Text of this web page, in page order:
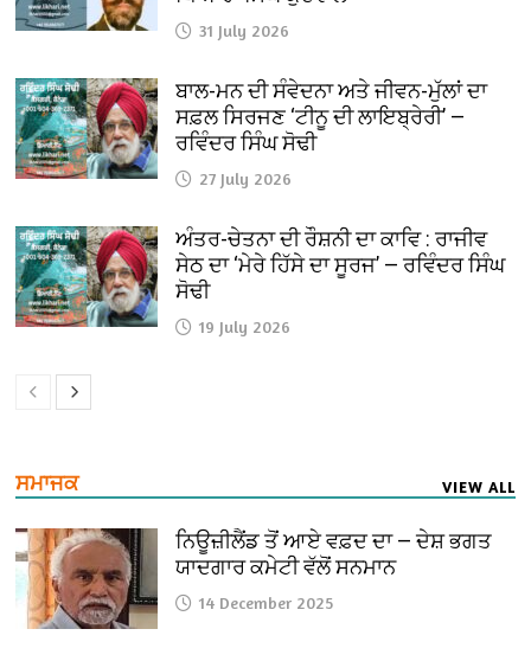
31 July 2026
ਬਾਲ-ਮਨ ਦੀ ਸੰਵੇਦਨਾ ਅਤੇ ਜੀਵਨ-ਮੁੱਲਾਂ ਦਾ
ਸਫ਼ਲ ਸਿਰਜਣ ‘ਟੀਨੂ ਦੀ ਲਾਇਬ੍ਰੇਰੀ’ —
ਰਵਿੰਦਰ ਸਿੰਘ ਸੋਢੀ
27 July 2026
ਅੰਤਰ-ਚੇਤਨਾ ਦੀ ਰੌਸ਼ਨੀ ਦਾ ਕਾਵਿ : ਰਾਜੀਵ
ਸੇਠ ਦਾ ‘ਮੇਰੇ ਹਿੱਸੇ ਦਾ ਸੂਰਜ’ — ਰਵਿੰਦਰ ਸਿੰਘ
ਸੋਢੀ
19 July 2026
ਸਮਾਜਕ VIEW ALL
ਨਿਊਜ਼ੀਲੈਂਡ ਤੋਂ ਆਏ ਵਫ਼ਦ ਦਾ — ਦੇਸ਼ ਭਗਤ
ਯਾਦਗਾਰ ਕਮੇਟੀ ਵੱਲੋਂ ਸਨਮਾਨ
14 December 2025